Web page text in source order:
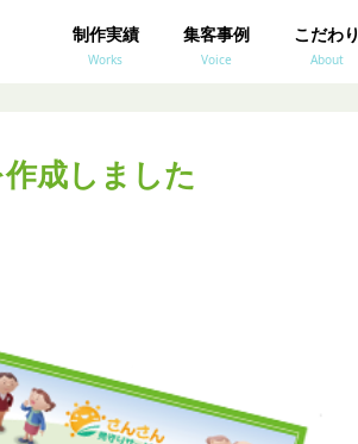
制作実績
Works
集客事例
Voice
こだわり
About
成しました